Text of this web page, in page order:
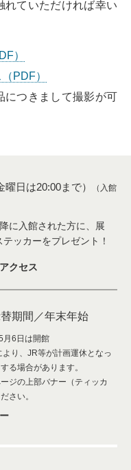
れていただければ幸い
）
PDF）
つきまして撮影が可
曜日は20:00まで）
（入館
に入館された方に、展
ッカーをプレゼント！
クセス
替期間／年末年始
6日は開館
り、JR等が計画運休となっ
る場合があります。
ジの上部バナー（ティッカ
さい。